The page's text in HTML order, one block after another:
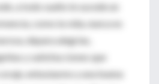
a todo sueño le sucede un
como la vida, nunca es
depara alegrías,
y satisfacciones que
entusiasmo y una buena